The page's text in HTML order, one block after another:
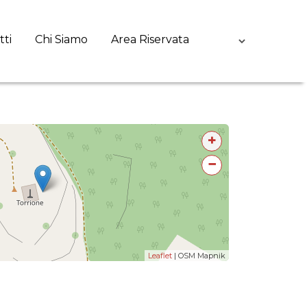
Chi Siamo Area Riservata
+
−
Leaflet | OSM Mapnik